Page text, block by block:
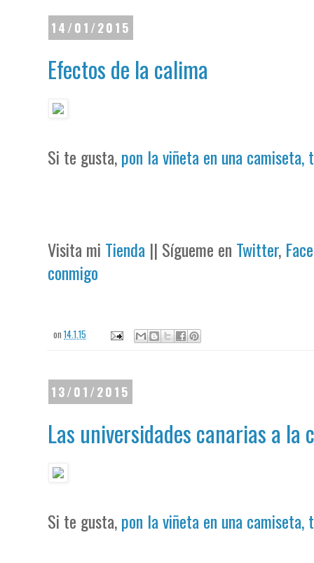
14/01/2015
Efectos de la calima
Si te gusta,pon la viñeta en una camiseta,
Visita mi Tienda || Sígueme en Twitter,
conmigo
on14.1.15
13/01/2015
Las universidades canarias a la
Si te gusta,pon la viñeta en una camiseta,